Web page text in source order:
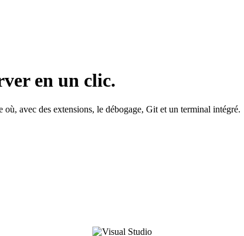
en un clic.
avec des extensions, le débogage, Git et un terminal intégré.